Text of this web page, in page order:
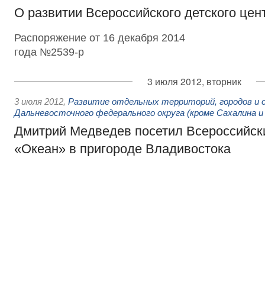
О развитии Всероссийского детского
Распоряжение от 16 декабря 2014
года №2539-р
3 июля 2012, вторник
3 июля 2012, Развитие отдельных территорий, городов и
Дальневосточного федерального округа (кроме Сахалина
Дмитрий Медведев посетил
«Океан» в пригороде Владивостока